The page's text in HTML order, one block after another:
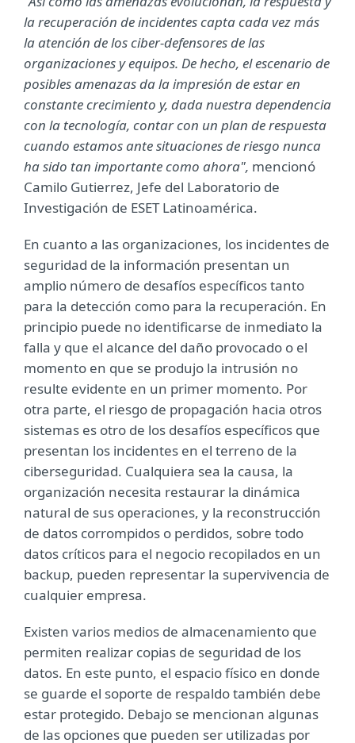
la recuperación de incidentes capta cada vez más
la atención de los ciber-defensores de las
organizaciones y equipos. De hecho, el escenario de
posibles amenazas da la impresión de estar en
constante crecimiento y, dada nuestra dependencia
con la tecnología, contar con un plan de respuesta
cuando estamos ante situaciones de riesgo nunca
ha sido tan importante como ahora", mencionó
Camilo Gutierrez, Jefe del Laboratorio de
Investigación de ESET Latinoamérica.
En cuanto a las organizaciones, los incidentes de
seguridad de la información presentan un
amplio número de desafíos específicos tanto
para la detección como para la recuperación. En
principio puede no identificarse de inmediato la
falla y que el alcance del daño provocado o el
momento en que se produjo la intrusión no
resulte evidente en un primer momento. Por
otra parte, el riesgo de propagación hacia otros
sistemas es otro de los desafíos específicos que
presentan los incidentes en el terreno de la
ciberseguridad. Cualquiera sea la causa, la
organización necesita restaurar la dinámica
natural de sus operaciones, y la reconstrucción
de datos corrompidos o perdidos, sobre todo
datos críticos para el negocio recopilados en un
backup, pueden representar la supervivencia de
cualquier empresa.
Existen varios medios de almacenamiento que
permiten realizar copias de seguridad de los
datos. En este punto, el espacio físico en donde
se guarde el soporte de respaldo también debe
estar protegido. Debajo se mencionan algunas
de las opciones que pueden ser utilizadas por